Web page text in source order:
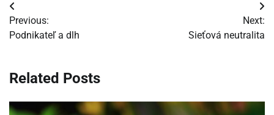
Navigácia
v
Previous:
Podnikateľ a dlh
Next:
Sieťová neutralita
Related Posts